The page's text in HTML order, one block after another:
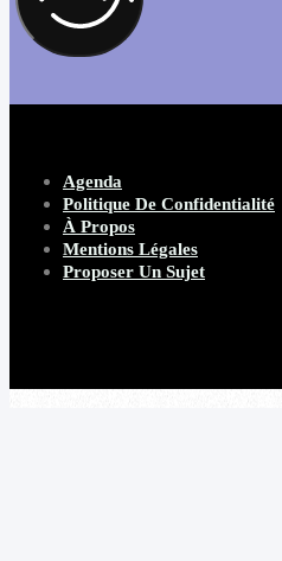
Agenda
Politique De Confidentialité
À Propos
Mentions Légales
Proposer Un Sujet